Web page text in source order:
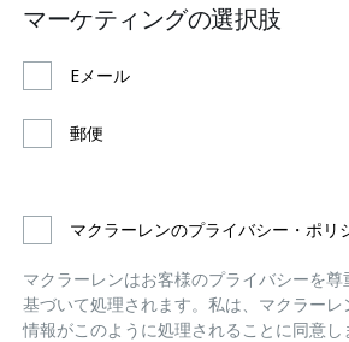
マーケティングの選択肢
Eメール
郵便
マクラーレンのプライバシー・ポリ
マクラーレンはお客様のプライバシーを
基づいて処理されます。私は、マクラーレ
情報がこのように処理されることに同意し